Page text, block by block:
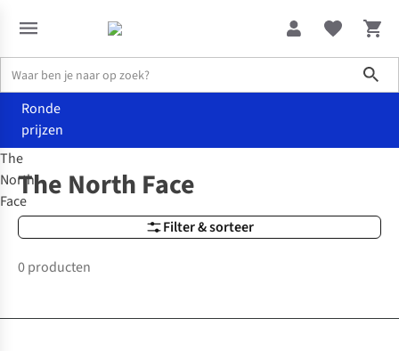
Ronde
prijzen
Merken The North Face
The
North
Face
Filter & sorteer
The North Face
0 producten